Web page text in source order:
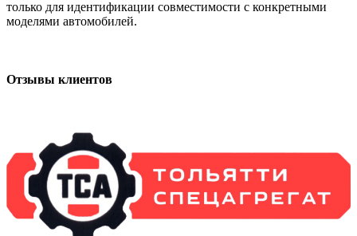
только для идентификации совместимости с конкретными
моделями автомобилей.
Отзывы клиентов